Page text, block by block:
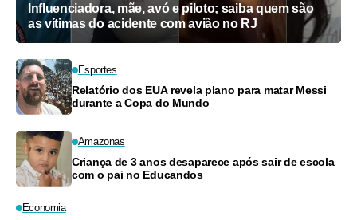
Influenciadora, mãe, avó e piloto; saiba quem são
as vítimas do acidente com avião no RJ
Esportes
Relatório dos EUA revela plano para matar Messi
durante a Copa do Mundo
Amazonas
Criança de 3 anos desaparece após sair de escola
com o pai no Educandos
Economia